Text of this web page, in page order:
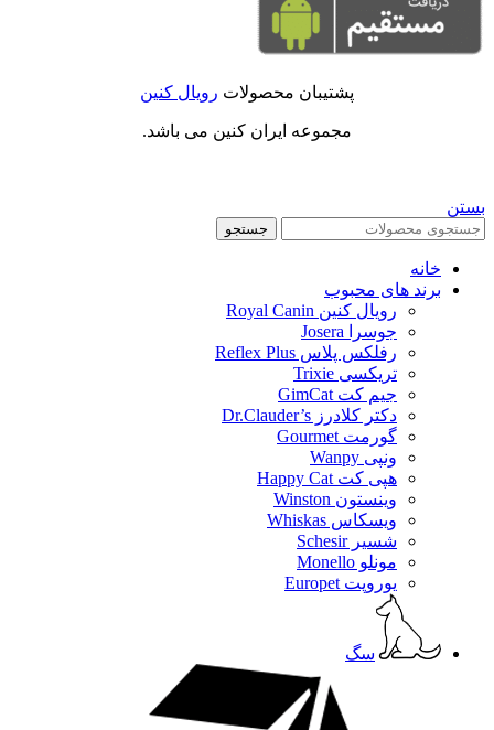
پشتیبان محصولات رویال کنین
مجموعه ایران کنین می باشد.
بستن
جستجو
خانه
برند های محبوب
رویال کنین Royal Canin
جوسرا Josera
رفلکس پلاس Reflex Plus
تریکسی Trixie
جیم کت GimCat
دکتر کلادرز Dr.Clauder’s
گورمت Gourmet
ونپی Wanpy
هپی کت Happy Cat
وینستون Winston
ویسکاس Whiskas
شسیر Schesir
مونلو Monello
یوروپت Europet
سگ